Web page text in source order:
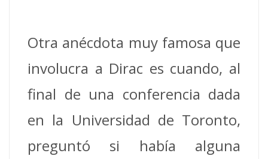
Otra anécdota muy famosa que
involucra a Dirac es cuando, al
final de una conferencia dada
en la Universidad de Toronto,
preguntó si había alguna